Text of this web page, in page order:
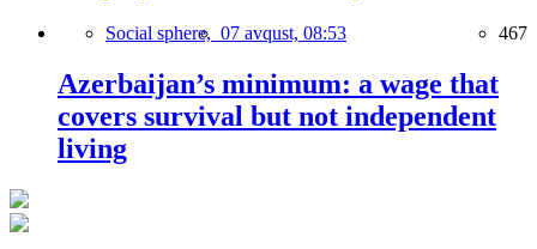
Social sphere, 07 avqust, 08:53 467
Azerbaijan’s minimum: a wage that
covers survival but not independent
living